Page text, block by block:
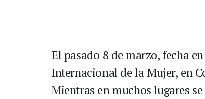
El pasado 8 de marzo, fecha
Internacional de la Mujer, en
Mientras en muchos lugares